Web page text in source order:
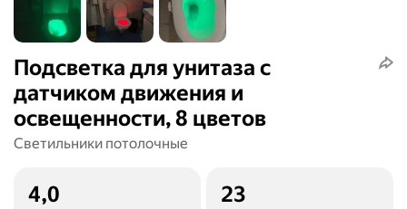
Подсветка для унитаза с
датчиком движения и
освещенности, 8 цветов
Светильники потолочные
4,0 23